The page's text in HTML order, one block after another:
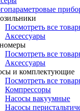
Посмотреть все
Аксессуары
Посмотреть все
Аксессуары
и комплектующие
Посмотреть все
Компрессоры
Насосы вакуумные
Насосы